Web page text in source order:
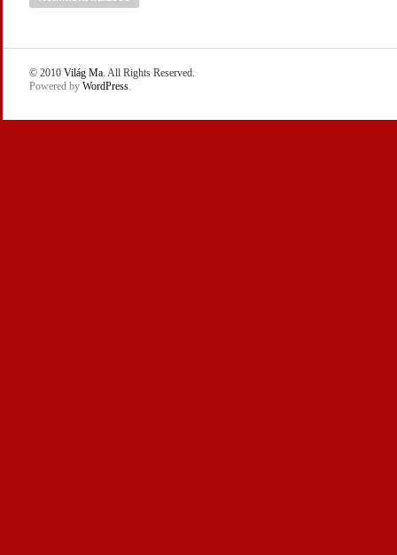
© 2010 Világ Ma. All Rights Reserved.
Powered by WordPress.